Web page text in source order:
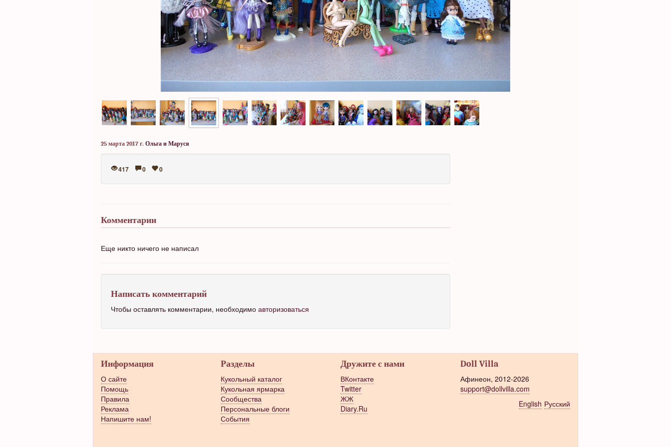
25 марта 2017 г. Ольга и Маруся
417 0 0
Комментарии
Еще никто ничего не написал
Написать комментарий
Чтобы оставлять комментарии, необходимо авторизоваться
Информация
О сайте
Помощь
Правила
Реклама
Напишите нам!
Разделы
Кукольный каталог
Кукольная ярмарка
Сообщества
Персональные блоги
События
Дружите с нами
ВКонтакте
Twitter
ЖЖ
Diary.Ru
Doll Villa
Афинеон, 2012-2026
support@dollvilla.com
English Русский